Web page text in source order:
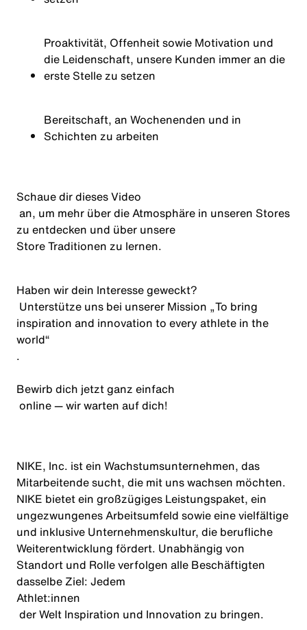
Proaktivität, Offenheit sowie Motivation und
die Leidenschaft, unsere Kunden immer an die
erste Stelle zu setzen
Bereitschaft, an Wochenenden und in
Schichten zu arbeiten
Schaue dir diesesVideo
an, um mehr über die Atmosphäre in unseren Stores
zu entdecken und über unsere
Store Traditionen zu lernen.
Haben wir dein Interesse geweckt?
Unterstütze uns bei unserer Mission „To bring
inspiration and innovation to every athlete in the
world“
.
Bewirb dich jetztganz einfach
online — wir warten auf dich!
NIKE, Inc. ist ein Wachstumsunternehmen, das
Mitarbeitende sucht, die mit uns wachsen möchten.
NIKE bietet ein großzügiges Leistungspaket, ein
ungezwungenes Arbeitsumfeld sowie eine vielfältige
und inklusive Unternehmenskultur, die berufliche
Weiterentwicklung fördert. Unabhängig von
Standort und Rolle verfolgen alle Beschäftigten
dasselbe Ziel: Jedem
Athlet:innen
der Welt Inspiration und Innovation zu bringen.